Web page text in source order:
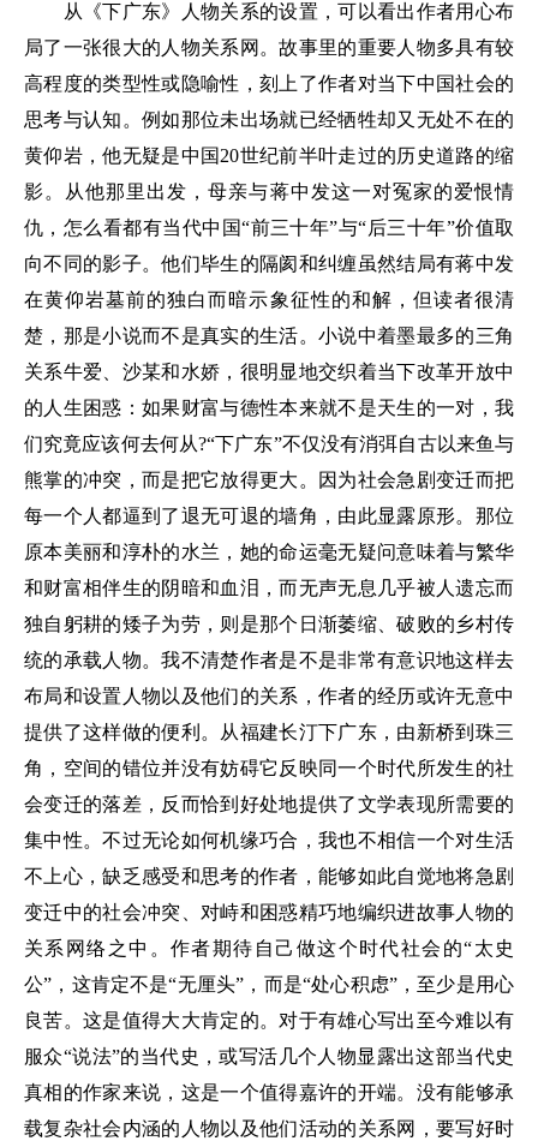
从《下广东》人物关系的设置，可以看出作者用心布
局了一张很大的人物关系网。故事里的重要人物多具有较
高程度的类型性或隐喻性，刻上了作者对当下中国社会的
思考与认知。例如那位未出场就已经牺牲却又无处不在的
黄仰岩，他无疑是中国20世纪前半叶走过的历史道路的缩
影。从他那里出发，母亲与蒋中发这一对冤家的爱恨情
仇，怎么看都有当代中国“前三十年”与“后三十年”价值取
向不同的影子。他们毕生的隔阂和纠缠虽然结局有蒋中发
在黄仰岩墓前的独白而暗示象征性的和解，但读者很清
楚，那是小说而不是真实的生活。小说中着墨最多的三角
关系牛爱、沙某和水娇，很明显地交织着当下改革开放中
的人生困惑：如果财富与德性本来就不是天生的一对，我
们究竟应该何去何从?“下广东”不仅没有消弭自古以来鱼与
熊掌的冲突，而是把它放得更大。因为社会急剧变迁而把
每一个人都逼到了退无可退的墙角，由此显露原形。那位
原本美丽和淳朴的水兰，她的命运毫无疑问意味着与繁华
和财富相伴生的阴暗和血泪，而无声无息几乎被人遗忘而
独自躬耕的矮子为劳，则是那个日渐萎缩、破败的乡村传
统的承载人物。我不清楚作者是不是非常有意识地这样去
布局和设置人物以及他们的关系，作者的经历或许无意中
提供了这样做的便利。从福建长汀下广东，由新桥到珠三
角，空间的错位并没有妨碍它反映同一个时代所发生的社
会变迁的落差，反而恰到好处地提供了文学表现所需要的
集中性。不过无论如何机缘巧合，我也不相信一个对生活
不上心，缺乏感受和思考的作者，能够如此自觉地将急剧
变迁中的社会冲突、对峙和困惑精巧地编织进故事人物的
关系网络之中。作者期待自己做这个时代社会的“太史
公”，这肯定不是“无厘头”，而是“处心积虑”，至少是用心
良苦。这是值得大大肯定的。对于有雄心写出至今难以有
服众“说法”的当代史，或写活几个人物显露出这部当代史
真相的作家来说，这是一个值得嘉许的开端。没有能够承
载复杂社会内涵的人物以及他们活动的关系网，要写好时